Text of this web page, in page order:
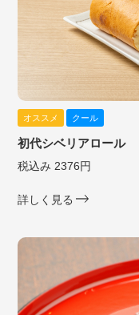
オススメ クール
初代シベリアロール
税込み 2376円
詳しく見る